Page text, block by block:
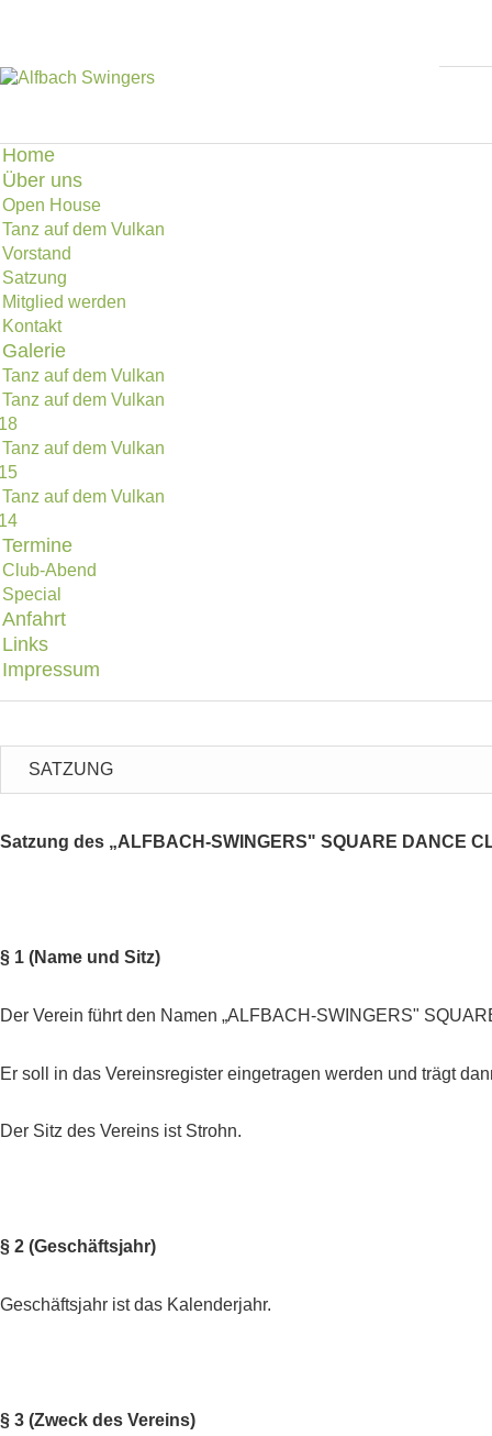
Home
Über uns
Open House
Tanz auf dem Vulkan
Vorstand
Satzung
Mitglied werden
Kontakt
Galerie
Tanz auf dem Vulkan
Tanz auf dem Vulkan
Tanz auf dem Vulkan
Tanz auf dem Vulkan
Termine
Club-Abend
Special
Anfahrt
Links
Impressum
SATZUNG
Satzung des „ALFBACH-SWINGERS" SQUARE DANCE
§ 1 (Name und Sitz)
Der Verein führt den Namen „ALFBACH-SWINGERS"
Er soll in das Vereinsregister eingetragen werden und trägt
Der Sitz des Vereins ist Strohn.
§ 2 (Geschäftsjahr)
Geschäftsjahr ist das Kalenderjahr.
§ 3 (Zweck des Vereins)